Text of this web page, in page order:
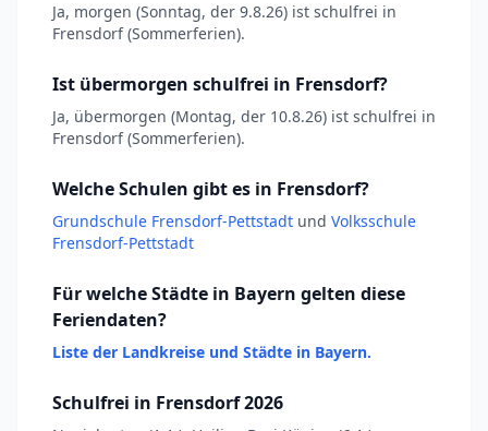
Ja, morgen (Sonntag, der 9.8.26) ist schulfrei in
Frensdorf (Sommerferien).
Ist übermorgen schulfrei in Frensdorf?
Ja, übermorgen (Montag, der 10.8.26) ist schulfrei in
Frensdorf (Sommerferien).
Welche Schulen gibt es in Frensdorf?
Grundschule Frensdorf-Pettstadt und Volksschule
Frensdorf-Pettstadt
Für welche Städte in Bayern gelten diese
Feriendaten?
Liste der Landkreise und Städte in Bayern.
Schulfrei in Frensdorf 2026